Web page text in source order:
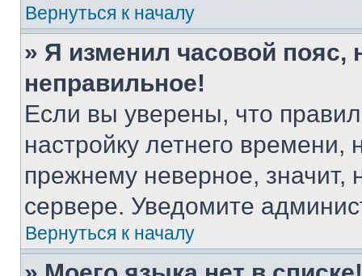
Вернуться к началу
» Я изменил часовой пояс,
неправильное!
Если вы уверены, что
настройку летнего
прежнему неверное, значит,
сервере. Уведомите
Вернуться к началу